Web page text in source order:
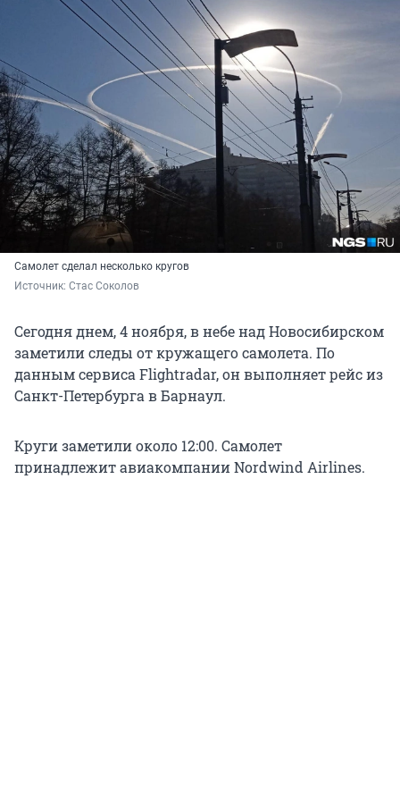
Самолет сделал несколько кругов
Источник: Стас Соколов
Сегодня днем, 4 ноября, в небе над Новосибирском
заметили следы от кружащего самолета. По
данным сервиса Flightradar, он выполняет рейс из
Санкт-Петербурга в Барнаул.
Круги заметили около 12:00. Самолет
принадлежит авиакомпании Nordwind Airlines.